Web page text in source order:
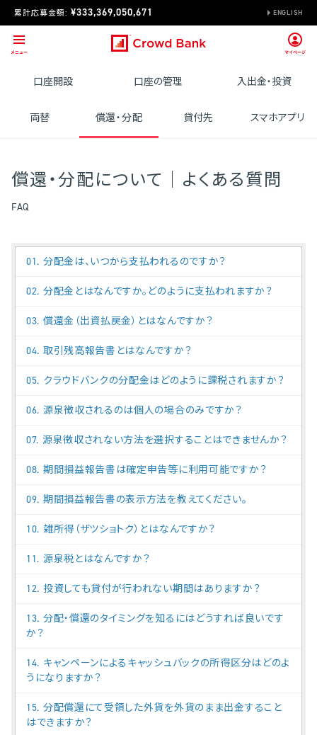
累計応募金額: ¥333,369,050,671 ENGLISH
口座開設 口座の管理 入出金・投資
両替 償還・分配 貸付先 スマホアプリ
償還・分配について｜よくある質問
FAQ
01. 分配金は、いつから支払われるのですか？
02. 分配金とはなんですか。どのように支払われますか？
03. 償還金（出資払戻金）とはなんですか？
04. 取引残高報告書とはなんですか？
05. クラウドバンクの分配金はどのように課税されますか？
06. 源泉徴収されるのは個人の場合のみですか？
07. 源泉徴収されない方法を選択することはできませんか？
08. 期間損益報告書は確定申告等に利用可能ですか？
09. 期間損益報告書の表示方法を教えてください。
10. 雑所得（ザツショトク）とはなんですか？
11. 源泉税とはなんですか？
12. 投資しても貸付が行われない期間はありますか？
13. 分配・償還のタイミングを知るにはどうすれば良いです
か？
14. キャンペーンによるキャッシュバックの所得区分はどのよ
うになりますか？
15. 分配償還にて受領した外貨を外貨のまま出金すること
はできますか？